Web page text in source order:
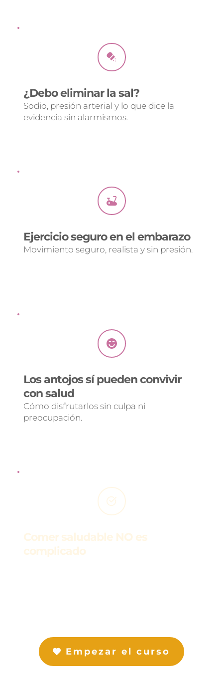
¿Debo eliminar la sal?
Sodio, presión arterial y lo que dice la
evidencia sin alarmismos.
Ejercicio seguro en el embarazo
Movimiento seguro, realista y sin presión.
Los antojos sí pueden convivir
con salud
Cómo disfrutarlos sin culpa ni
preocupación.
Comer saludable NO es
complicado
Empezar el curso